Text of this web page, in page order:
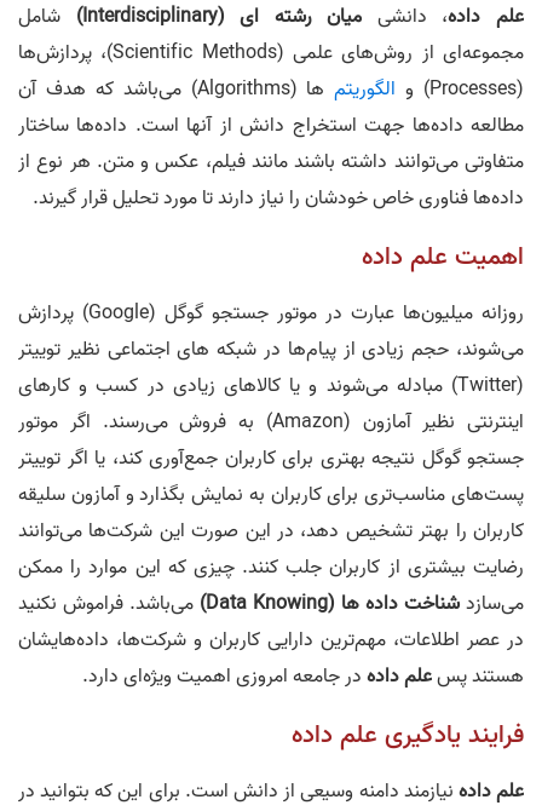
علم داده، دانشی میان رشته ای (Interdisciplinary)
شامل
مجموعه‌ای از روش‌های علمی (Scientific Methods)، پردازش‌ها
(Processes) و
الگوریتم
ها (Algorithms) می‌باشد که هدف آن
مطالعه داده‌ها جهت استخراج دانش از آنها است. داده‌ها ساختار
متفاوتی می‌توانند داشته باشند مانند فیلم، عکس و متن. هر نوع از
داده‌ها فناوری خاص خودشان را نیاز دارند تا مورد تحلیل قرار گیرند.
اهمیت علم داده
روزانه میلیون‌ها عبارت در موتور جستجو گوگل (Google) پردازش
می‌شوند، حجم زیادی از پیام‌ها در شبکه های اجتماعی نظیر توییتر
(Twitter) مبادله می‌شوند و یا کالاهای زیادی در کسب و کار‌های
اینترنتی نظیر آمازون (Amazon) به فروش می‌رسند. اگر موتور
جستجو گوگل نتیجه بهتری برای کاربران جمع‌آوری کند، یا اگر توییتر
پست‌های مناسب‌تری برای کاربران به نمایش بگذارد و آمازون سلیقه
کاربران را بهتر تشخیص دهد، در این صورت این شرکت‌ها می‌توانند
رضایت بیشتری از کاربران جلب کنند. چیزی که این موارد را ممکن
می‌سازدشناخت داده ها (Data Knowing)
می‌باشد. فراموش نکنید
در عصر اطلاعات، مهم‌ترین دارایی کاربران و شرکت‌ها، داده‌هایشان
هستند پسعلم دادهدر جامعه امروزی اهمیت ویژه‌ای دارد.
فرایند یادگیری علم داده
علم دادهنیازمند دامنه وسیعی از دانش است. برای این که بتوانید در